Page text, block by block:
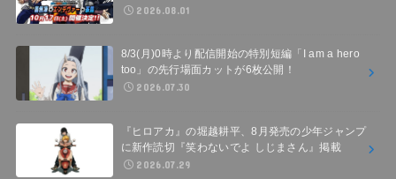
2026.08.01
8/3(月)0時より配信開始の特別短編「I am a hero
too」の先行場面カットが6枚公開！
2026.07.30
『ヒロアカ』の堀越耕平、8月発売の少年ジャンプ
に新作読切『笑わないでよ しじまさん』掲載
2026.07.29